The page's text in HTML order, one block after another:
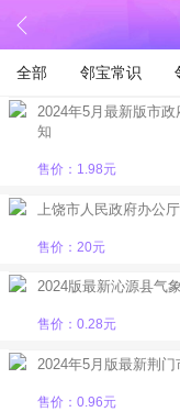
全部 邻宝常识
2024年5月最新版市
知
售价：1.98元
上饶市人民政府办公
售价：20元
2024版最新沁源县气
售价：0.28元
2024年5月版最新荆
售价：0.96元